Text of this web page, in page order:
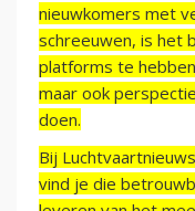
nieuwkomers met
schreeuwen, is het
platforms te
maar ook
doen.
Bij
vind je die